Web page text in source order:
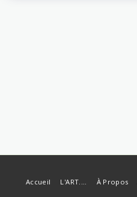
Accueil L'ART.... À Propos